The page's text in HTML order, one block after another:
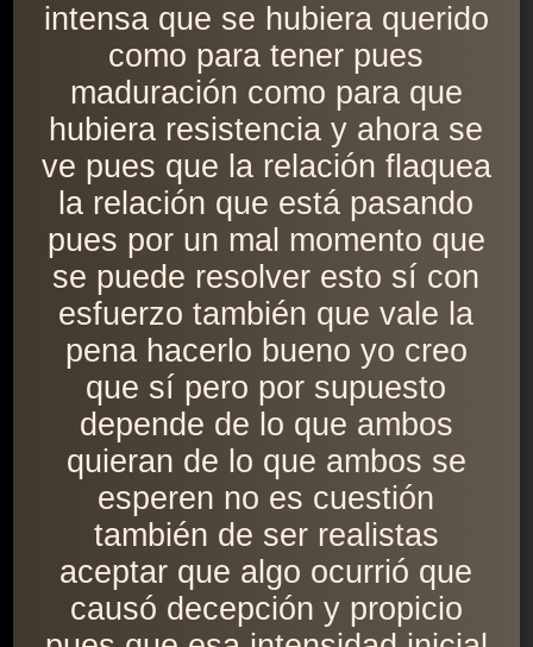
intensa que se hubiera querido
como para tener pues
maduración como para que
hubiera resistencia y ahora se
ve pues que la relación flaquea
la relación que está pasando
pues por un mal momento que
se puede resolver esto sí con
esfuerzo también que vale la
pena hacerlo bueno yo creo
que sí pero por supuesto
depende de lo que ambos
quieran de lo que ambos se
esperen no es cuestión
también de ser realistas
aceptar que algo ocurrió que
causó decepción y propicio